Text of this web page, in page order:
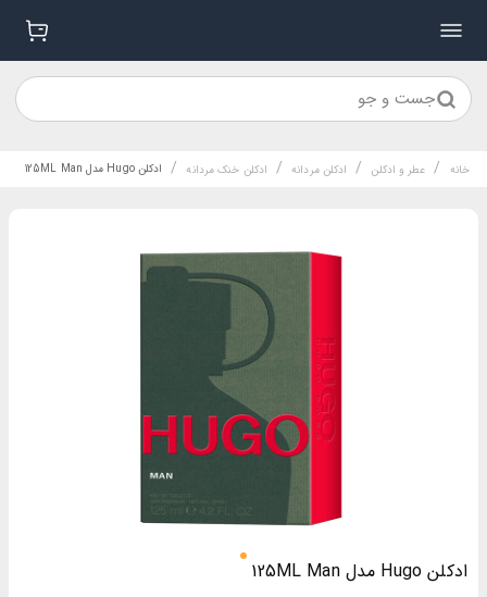
جست و جو
خانه / عطر و ادکلن / ادکلن مردانه / ادکلن خنک مردانه / ادکلن Hugo مدل 125ML Man
ادکلن Hugo مدل 125ML Man